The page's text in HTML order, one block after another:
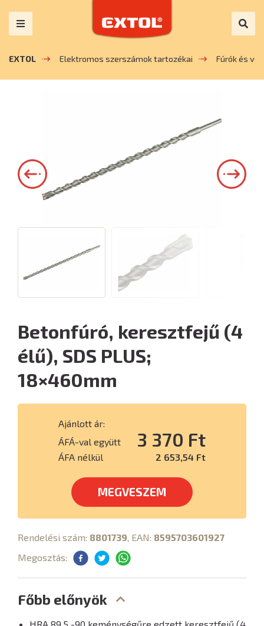
EXTOL Elektromos szerszámok tartozékai Fúrók és
Betonfúró, keresztfejű (4
élű), SDS PLUS;
18×460mm
Ajánlott ár:
ÁFÁ-val együtt
3 370 Ft
ÁFA nélkül 2 653,54 Ft
MEGVESZEM
Rendelési szám: 8801739, EAN: 8595703601927
Megosztás:
Főbb előnyök